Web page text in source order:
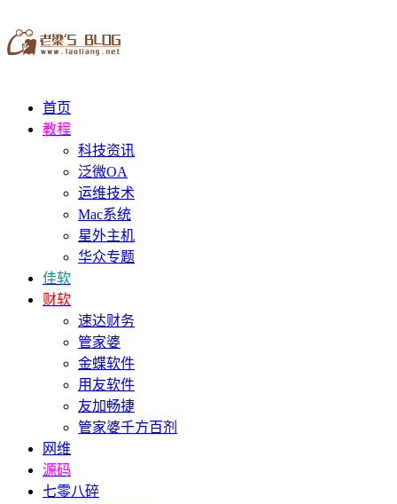
首页
教程
科技资讯
泛微OA
运维技术
Mac系统
星外主机
华众专题
佳软
财软
速达财务
管家婆
金蝶软件
用友软件
友加畅捷
管家婆千方百剂
网维
源码
七零八碎